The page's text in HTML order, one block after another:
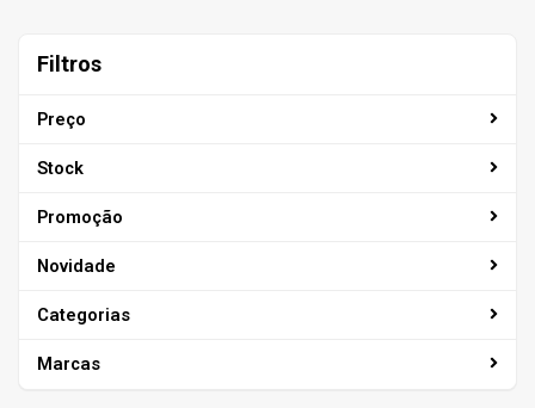
Filtros
Preço
Stock
Promoção
Novidade
Categorias
Marcas